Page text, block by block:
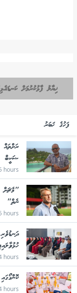
ޚިޔާލު ފާޅުކުރުމަށް
ފަހުގެ ޚަބަރު
ރަށްތައް
ޝަކީބް
hours
"މެޗަށް
ނެތް"
hours
hours
ކޮންގޯގައި
hours